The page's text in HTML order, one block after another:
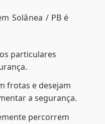
Solânea / PB é
particulares
frotas e desejam
a segurança.
percorrem